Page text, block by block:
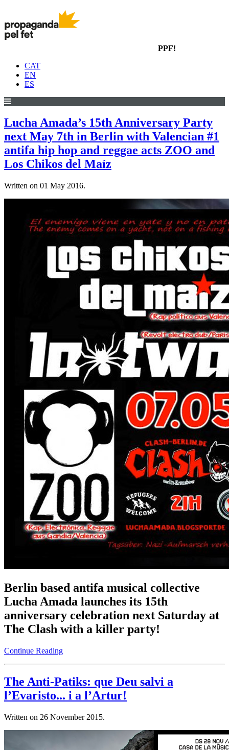
PPF!
CAT
EN
ES
Lucha Amada’s 15th Anniversary Party
next May 7th in Berlin with Valencian #1
antifa hip hop and reggae acts ZOO and
Los Chikos del Maíz
Written on 01 May 2016.
Berlin based antifa musical collective
Lucha Amada launches its 15th
anniversary celebration next Saturday at
The Clash with a killer party!
Continue Reading
The Anti-Patiks: que Deu salvi a
l’Evaristo... i a l’Artur!
Written on 26 November 2015.